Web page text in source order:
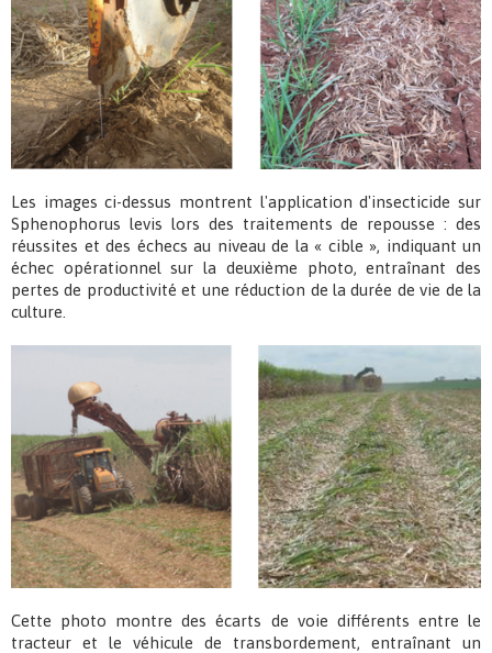
Les images ci-dessus montrent l'application d'insecticide sur
Sphenophorus levis lors des traitements de repousse : des
réussites et des échecs au niveau de la « cible », indiquant un
échec opérationnel sur la deuxième photo, entraînant des
pertes de productivité et une réduction de la durée de vie de la
culture.
Cette photo montre des écarts de voie différents entre le
tracteur et le véhicule de transbordement, entraînant un